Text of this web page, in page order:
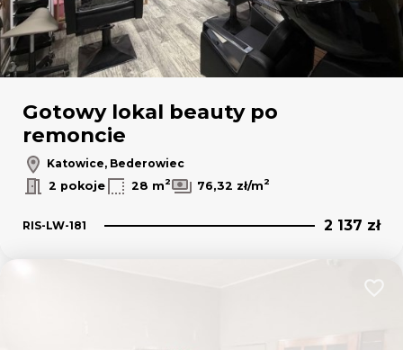
Gotowy lokal beauty po
remoncie
Katowice, Bederowiec
2 pokoje
28 m2 76,32 zł/m2
RIS-LW-181 2 137 zł